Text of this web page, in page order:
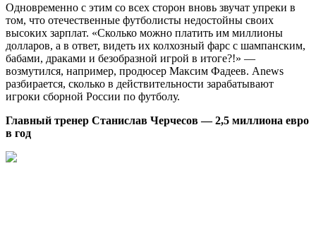
Одновременно с этим со всех сторон вновь звучат упреки в
том, что отечественные футболисты недостойны своих
высоких зарплат. «Сколько можно платить им миллионы
долларов, а в ответ, видеть их колхозный фарс с шампанским,
бабами, драками и безобразной игрой в итоге?!» —
возмутился, например, продюсер Максим Фадеев. Anews
разбирается, сколько в действительности зарабатывают
игроки сборной России по футболу.
Главный тренер Станислав Черчесов — 2,5 миллиона евро
в год